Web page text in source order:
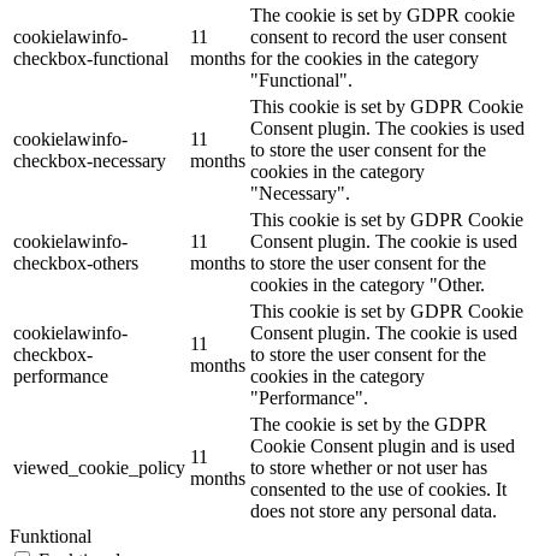
cookielawinfo-
checkbox-functional
11
months
The cookie is set by GDPR cookie
consent to record the user consent
for the cookies in the category
"Functional".
cookielawinfo-
checkbox-necessary
11
months
This cookie is set by GDPR Cookie
Consent plugin. The cookies is used
to store the user consent for the
cookies in the category
"Necessary".
cookielawinfo-
checkbox-others
11
months
This cookie is set by GDPR Cookie
Consent plugin. The cookie is used
to store the user consent for the
cookies in the category "Other.
cookielawinfo-
checkbox-
performance
11
months
This cookie is set by GDPR Cookie
Consent plugin. The cookie is used
to store the user consent for the
cookies in the category
"Performance".
viewed_cookie_policy
11
months
The cookie is set by the GDPR
Cookie Consent plugin and is used
to store whether or not user has
consented to the use of cookies. It
does not store any personal data.
Funktional